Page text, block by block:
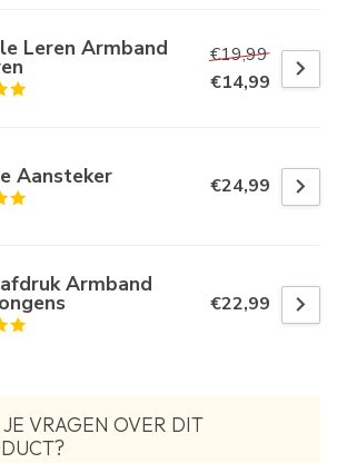
Leren Armband
€19,99
€14,99
Aansteker €24,99
Armband
€22,99
VRAGEN OVER DIT